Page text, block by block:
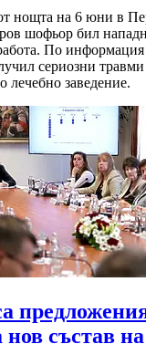
нощта на 6 юни в
шофьор бил
По
сериозни травми
лечебно заведение.
нов състав